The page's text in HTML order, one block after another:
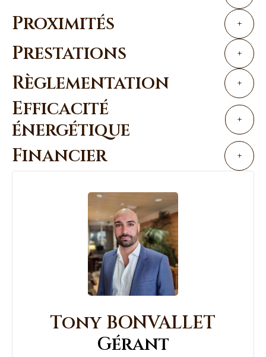
Proximités +
Prestations +
Règlementation +
Efficacité
énergétique
+
Financier +
Tony BONVALLET
Gérant